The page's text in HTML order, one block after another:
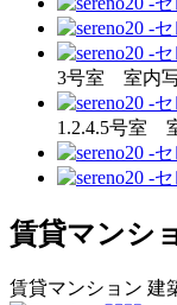
3号室 室内
1.2.4.5号室
賃貸マンシ
賃貸マンション 建